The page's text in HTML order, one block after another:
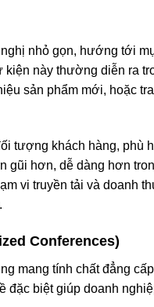
nhỏ gọn, hướng tới
này thường diễn ra
sản phẩm mới, hoặc
tượng khách hàng, phù
hơn, dễ dàng hơn
vi truyền tải và doanh
Conferences)
mang tính chất đẳng
đặc biệt giúp doanh